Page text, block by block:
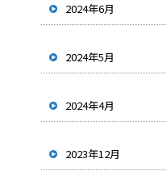
2024年6月
2024年5月
2024年4月
2023年12月